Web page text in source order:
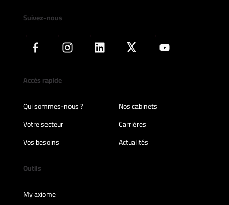
Suivez-nous
Accès rapide
Qui sommes-nous ?
Nos cabinets
Votre secteur
Carrières
Vos besoins
Actualités
Outils
My axiome